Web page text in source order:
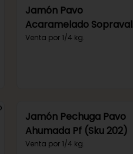
Jamón Pavo
Acaramelado Sopraval
(Sku 249)
Venta por 1/4 kg.
Jamón Pechuga Pavo
Ahumada Pf (Sku 202)
Venta por 1/4 kg.